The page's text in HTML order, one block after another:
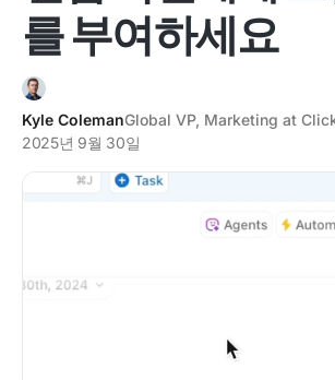
를 부여하세요
Kyle ColemanGlobal VP, Marketing at
2025년 9월 30일